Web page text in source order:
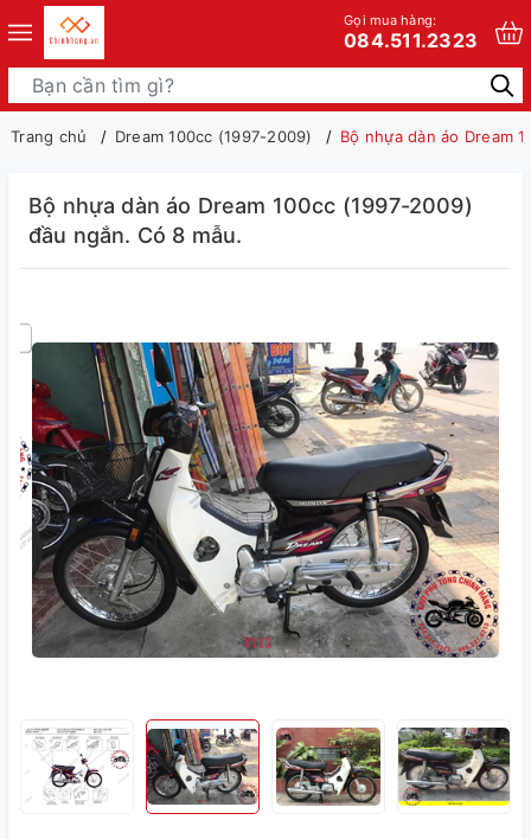
Gọi mua hàng:
084.511.2323
Trang chủ Dream 100cc (1997-2009) Bộ nhựa dàn áo Dream
Bộ nhựa dàn áo Dream 100cc (1997-2009)
đầu ngắn. Có 8 mẫu.